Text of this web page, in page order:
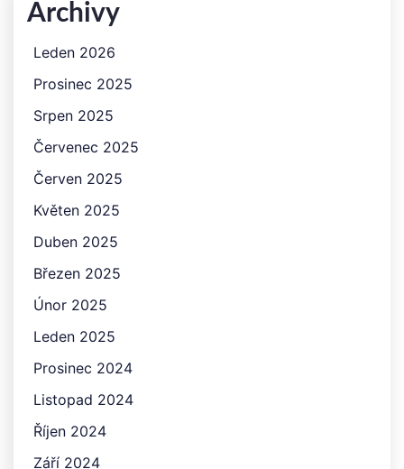
Archivy
Leden 2026
Prosinec 2025
Srpen 2025
Červenec 2025
Červen 2025
Květen 2025
Duben 2025
Březen 2025
Únor 2025
Leden 2025
Prosinec 2024
Listopad 2024
Říjen 2024
Září 2024